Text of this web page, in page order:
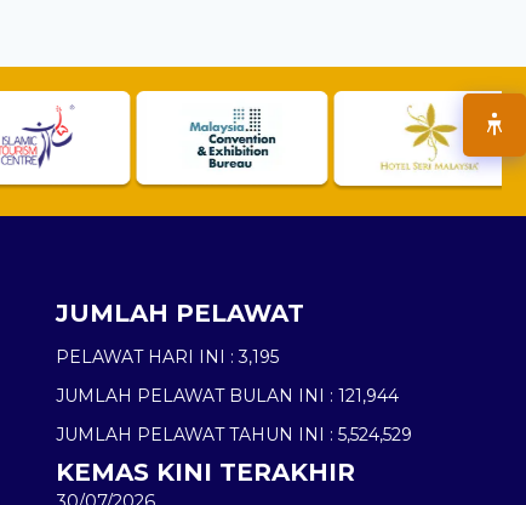
JUMLAH PELAWAT
PELAWAT HARI INI : 3,195
JUMLAH PELAWAT BULAN INI : 121,944
JUMLAH PELAWAT TAHUN INI : 5,524,529
KEMAS KINI TERAKHIR